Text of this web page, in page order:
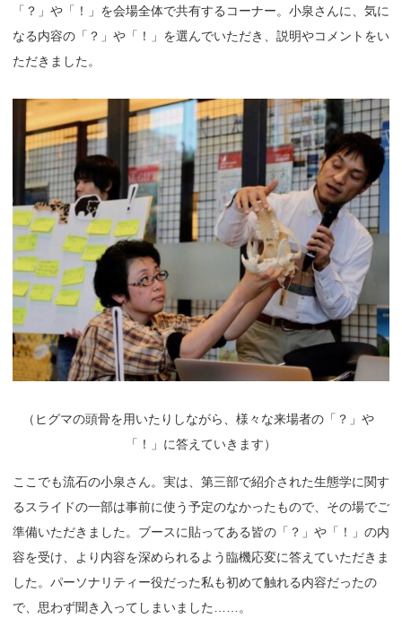
「？」や「！」を会場全体で共有するコーナー。小泉さんに、気に
なる内容の「？」や「！」を選んでいただき、説明やコメントをい
ただきました。
（ ヒグマの頭骨を用いたりしながら、様々な来場者の「？」や
「！」に答えていきます）
ここでも流石の小泉さん。実は、第三部で紹介された生態学に関す
るスライドの一部は事前に使う予定のなかったもので、その場でご
準備いただきました。ブースに貼ってある皆の「？」や「！」の内
容を受け、より内容を深められるよう臨機応変に答えていただきま
した。パーソナリティー役だった私も初めて触れる内容だったの
で、思わず聞き入ってしまいました……。